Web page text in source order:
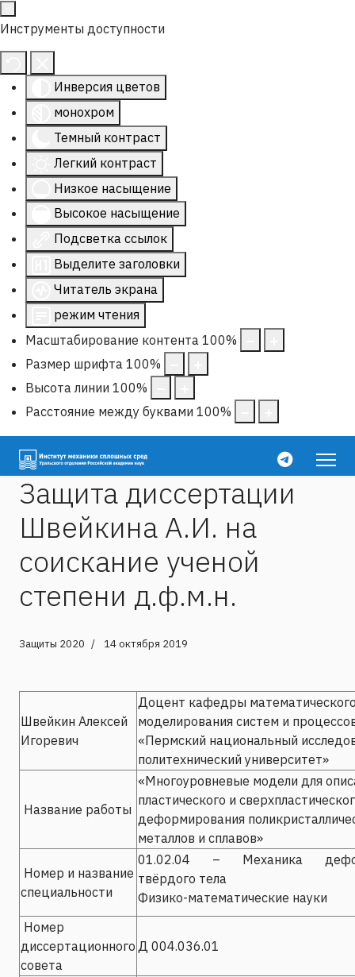
Инструменты доступности
Инверсия цветов
монохром
Темный контраст
Легкий контраст
Низкое насыщение
Высокое насыщение
Подсветка ссылок
Выделите заголовки
Читатель экрана
режим чтения
Масштабирование контента 100%
Размер шрифта 100%
Высота линии 100%
Расстояние между буквами 100%
Защита диссертации
Швейкина А.И. на
соискание ученой
степени д.ф.м.н.
Защиты 2020 14 октября 2019
Швейкин Алексей
Игоревич
Доцент кафедры
моделирования систем и
«Пермский национальный
политехнический университет»
Название работы
«Многоуровневые модели для
пластического и
деформирования
металлов и сплавов»
Номер и название
специальности
01.02.04 – Механика
твёрдого тела
Физико-математические науки
Номер
диссертационного
совета
Д 004.036.01